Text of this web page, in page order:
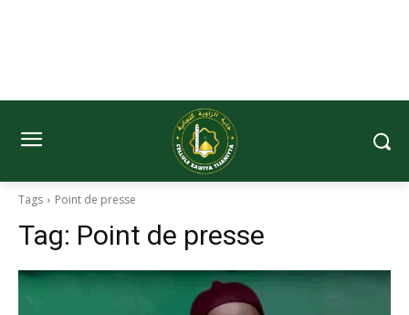
Tags Point de presse
Tag: Point de presse